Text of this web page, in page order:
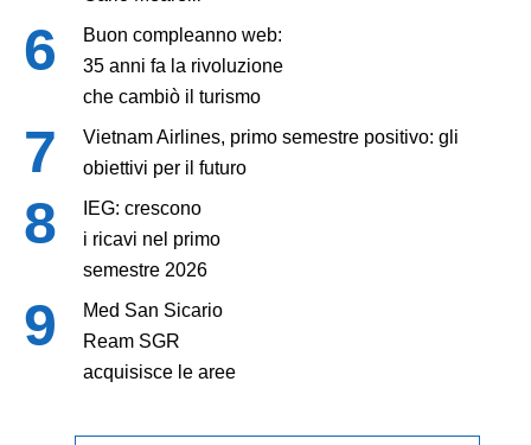
Buon compleanno web:
35 anni fa la rivoluzione
che cambiò il turismo
Vietnam Airlines, primo semestre positivo: gli
obiettivi per il futuro
IEG: crescono
i ricavi nel primo
semestre 2026
Med San Sicario
Ream SGR
acquisisce le aree